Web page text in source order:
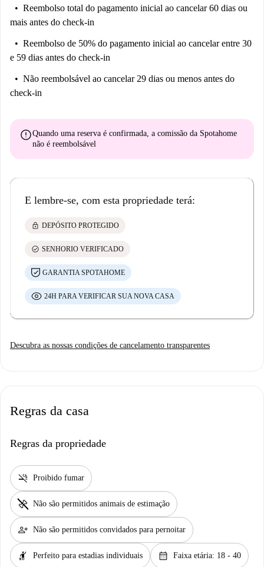
Reembolso total do pagamento inicial ao cancelar 60 dias ou
mais antes do check-in
Reembolso de 50% do pagamento inicial ao cancelar entre 30
e 59 dias antes do check-in
Não reembolsável ao cancelar 29 dias ou menos antes do
check-in
errorQuando uma reserva é confirmada, a comissão da Spotahome
não é reembolsável
E lembre-se, com esta propriedade terá:
lock DEPÓSITO PROTEGIDO
check_circle SENHORIO VERIFICADO
GARANTIA SPOTAHOME
24H PARA VERIFICAR SUA NOVA CASA
Descubra as nossas condições de cancelamento transparentes
Regras da casa
Regras da propriedade
smoke_free Proibido fumar
pet_supplies Não são permitidos animais de estimação
person_add Não são permitidos convidados para pernoitar
hail Perfeito para estadias individuais calendar_month Faixa etária: 18 - 40